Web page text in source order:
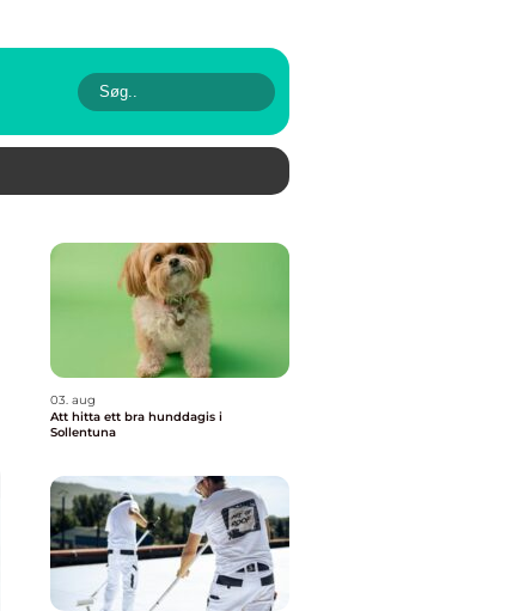
03. aug
Att hitta ett bra hunddagis i
Sollentuna